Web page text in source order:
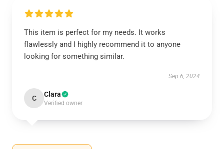
This item is perfect for my needs. It works
flawlessly and I highly recommend it to anyone
looking for something similar.
Sep 6, 2024
C Clara
Verified owner